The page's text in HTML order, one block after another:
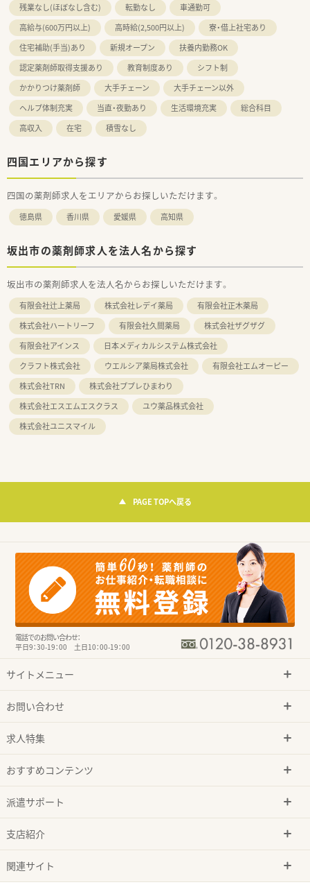
残業なし(ほぼなし含む)
転勤なし
車通勤可
高給与(600万円以上)
高時給(2,500円以上)
寮・借上社宅あり
住宅補助(手当)あり
新規オープン
扶養内勤務OK
認定薬剤師取得支援あり
教育制度あり
シフト制
かかりつけ薬剤師
大手チェーン
大手チェーン以外
ヘルプ体制充実
当直・夜勤あり 生活環境充実
総合科目
高収入
在宅 積雪なし
四国エリアから探す
四国の薬剤師求人をエリアからお探しいただけます。
徳島県 香川県 愛媛県 高知県
坂出市の薬剤師求人を法人名から探す
坂出市の薬剤師求人を法人名からお探しいただけます。
有限会社辻上薬局 株式会社レデイ薬局
有限会社正木薬局
株式会社ハートリーフ
有限会社久間薬局
株式会社ザグザグ
有限会社アインス
日本メディカルシステム株式会社
クラフト株式会社
ウエルシア薬局株式会社
有限会社エムオーピー
株式会社TRN
株式会社ププレひまわり
株式会社エスエムエスクラス
ユウ薬品株式会社
株式会社ユニスマイル
PAGE TOPへ戻る
電話でのお問い合わせ：
平日9：30-19：00 土日10：00-19：00
サイトメニュー
お問い合わせ
求人特集
おすすめコンテンツ
派遣サポート
支店紹介
関連サイト